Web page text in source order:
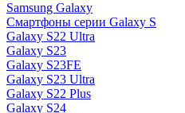
Samsung Galaxy
Смартфоны серии Galaxy S
Galaxy S22 Ultra
Galaxy S23
Galaxy S23FE
Galaxy S23 Ultra
Galaxy S22 Plus
Galaxy S24